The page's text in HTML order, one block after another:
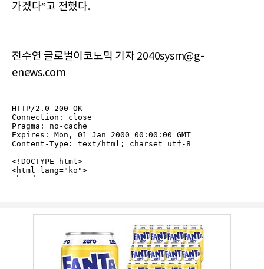
가겠다”고 전했다.
전수연 글로벌이코노믹 기자 2040sysm@g-
enews.com